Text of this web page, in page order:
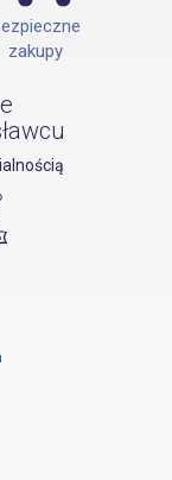
zakupy